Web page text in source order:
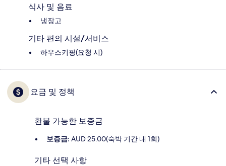
식사 및 음료
냉장고
기타 편의 시설/서비스
하우스키핑(요청 시)
요금 및 정책
환불 가능한 보증금
보증금: AUD 25.00(숙박 기간 내 1회)
기타 선택 사항